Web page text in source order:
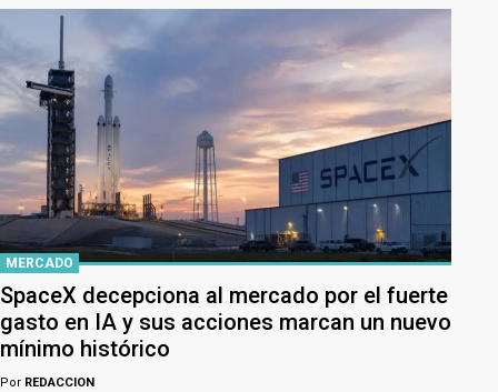
MERCADO
SpaceX decepciona al mercado por el fuerte
gasto en IA y sus acciones marcan un nuevo
mínimo histórico
Por REDACCION